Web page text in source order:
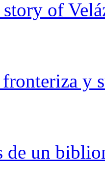
of
y
de un